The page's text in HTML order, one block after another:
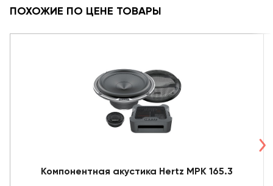
ПОХОЖИЕ ПО ЦЕНЕ ТОВАРЫ
Компонентная акустика Hertz MPK 165.3